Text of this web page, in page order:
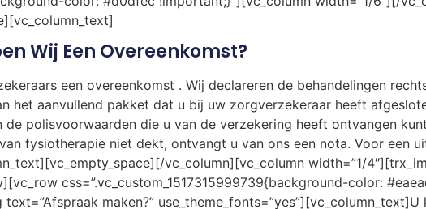
Wij Een Overeenkomst?
een overeenkomst . Wij declareren de behandelingen
het aanvullend pakket dat u bij uw zorgverzekeraar heeft
polisvoorwaarden die u van de verzekering heeft ontvangen
fysiotherapie niet dekt, ontvangt u van ons een nota. Voor een
vc_column][vc_column width=”1/
css=”.vc_custom_1517315999739{background-color:
maken?”